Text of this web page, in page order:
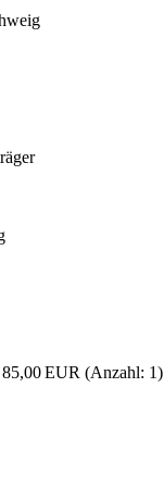
85,00 EUR (Anzahl: 1)